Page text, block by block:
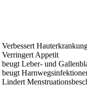
Verbessert
Verringert Appetit
beugt Leber- und
beugt
Lindert